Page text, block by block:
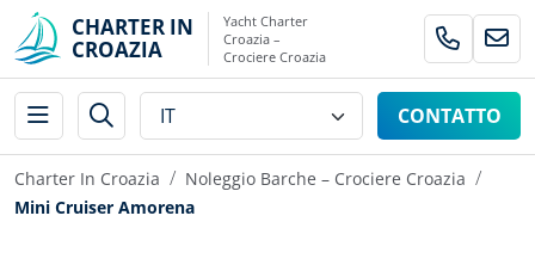
CHARTER IN
CROAZIA
Yacht Charter
Croazia –
Crociere Croazia
CONTATTO
Charter In Croazia
Noleggio Barche – Crociere Croazia
Mini Cruiser Amorena